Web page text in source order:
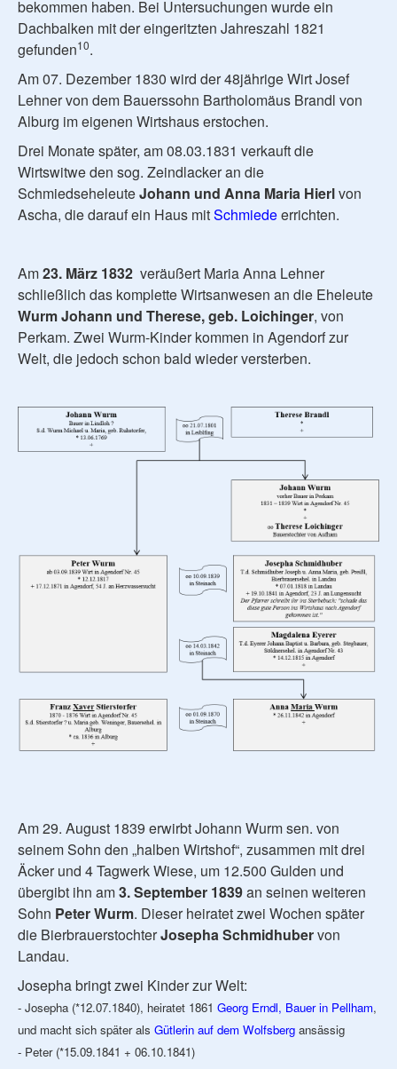
bekommen haben. Bei Untersuchungen wurde ein
Dachbalken mit der eingeritzten Jahreszahl 1821
gefunden10.
Am 07. Dezember 1830 wird der 48jährige Wirt Josef
Lehner von dem Bauerssohn Bartholomäus Brandl von
Alburg im eigenen Wirtshaus erstochen.
Drei Monate später, am 08.03.1831 verkauft die
Wirtswitwe den sog. Zeindlacker an die
SchmiedseheleuteJohann und Anna Maria Hierlvon
Ascha, die darauf ein Haus mitSchmiedeerrichten.
Am23. März 1832 veräußert Maria Anna Lehner
schließlich das komplette Wirtsanwesen an die Eheleute
Wurm Johann und Therese, geb. Loichinger, von
Perkam. Zwei Wurm-Kinder kommen in Agendorf zur
Welt, die jedoch schon bald wieder versterben.
Am 29. August 1839 erwirbt Johann Wurm sen. von
seinem Sohn den „halben Wirtshof“, zusammen mit drei
Äcker und 4 Tagwerk Wiese, um 12.500 Gulden und
übergibt ihn am3. September 1839an seinen weiteren
Sohn Peter Wurm. Dieser heiratet zwei Wochen später
die BierbrauerstochterJosepha Schmidhubervon
Landau.
Josepha bringt zwei Kinder zur Welt:
- Josepha (*12.07.1840), heiratet 1861 Georg Erndl, Bauer in Pellham,
und macht sich später als Gütlerin auf dem Wolfsberg ansässig
- Peter (*15.09.1841 + 06.10.1841)